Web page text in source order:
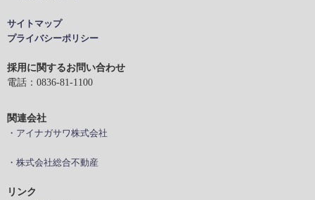
サイトマップ
プライバシーポリシー
採用に関するお問い合わせ
電話：0836-81-1100
関連会社
・アイナガサワ株式会社
・株式会社総合不動産
リンク